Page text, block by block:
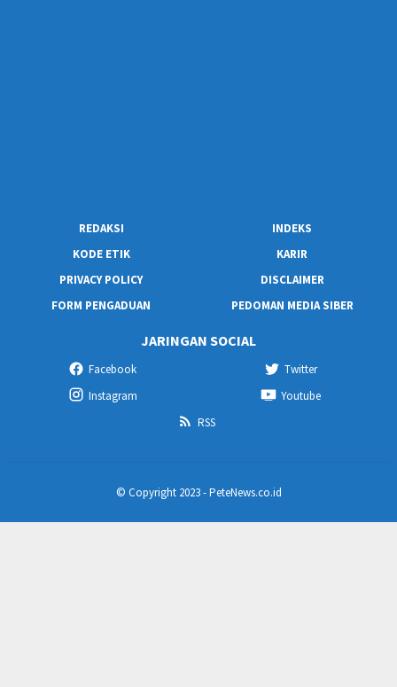
REDAKSI
INDEKS
KODE ETIK
KARIR
PRIVACY POLICY
DISCLAIMER
FORM PENGADUAN
PEDOMAN MEDIA SIBER
JARINGAN SOCIAL
Facebook
Twitter
Instagram
Youtube
RSS
© Copyright 2023 - PeteNews.co.id